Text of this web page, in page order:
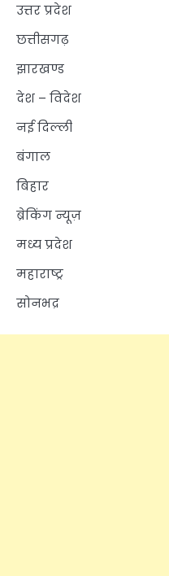
उत्तर प्रदेश
छत्तीसगढ़
झारखण्ड
देश – विदेश
नई दिल्ली
बंगाल
बिहार
ब्रेकिंग न्यूज़
मध्य प्रदेश
महाराष्ट्र
सोनभद्र